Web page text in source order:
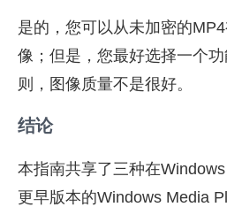
是的，您可以从未加密的
像；但是，您最好选择一个
则，图像质量不是很好。
结论
本指南共享了三种在
更早版本的Windows Media